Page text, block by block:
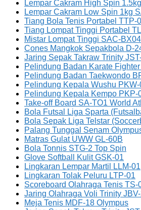
Lempar Cakram High Spin
Lempar Cakram Low Spin 1kg
Tiang Bola Tenis Portabel TTP-
Tiang Lompat Tinggi Portabel
Mistar Lompat Tinggi SAC-
Cones Mangkok Sepakbola D-
Jaring Sepak Takraw Trinity
Pelindung Badan Karate
Pelindung Badan Taekwondo
Pelindung Kepala Wushu PKW-
Pelindung Kepala Kempo PKP-
Take-off Board SA-TO1 World
Bola Futsal Liga Sparta
Bola Sepak Liga Telstar
Palang Tunggal Senam
Matras Gulat UWW GL-60B
Bola Tonnis STG-2 Top Spin
Glove Softball Kulit GSK-01
Lingkaran Lempar Martil LLM-01
Lingkaran Tolak Peluru LTP-01
Scoreboard Olahraga Tenis TS-
Jaring Olahraga Voli Trinity
Meja Tenis MDF-18 Olympus